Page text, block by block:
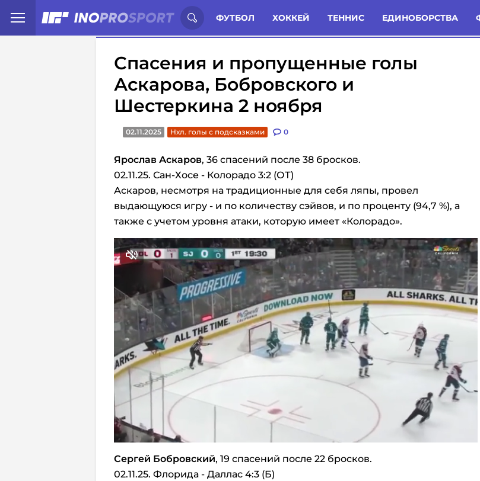
ФУТБОЛ ХОККЕЙ ТЕННИС ЕДИНОБОРСТВА
Иностранцы о спорте России: Статьи Комменты Новости
Спасения и пропущенные голы
Аскарова, Бобровского и
Шестеркина 2 ноября
02.11.2025 Нхл. голы с подсказками 0
Ярослав Аскаров, 36 спасений после 38 бросков.
02.11.25. Сан-Хосе - Колорадо 3:2 (ОТ)
Аскаров, несмотря на традиционные для себя ляпы, провел
выдающуюся игру - и по количеству сэйвов, и по проценту (94,7 %), а
также с учетом уровня атаки, которую имеет «Колорадо».
Сергей Бобровский, 19 спасений после 22 бросков.
02.11.25. Флорида - Даллас 4:3 (Б)